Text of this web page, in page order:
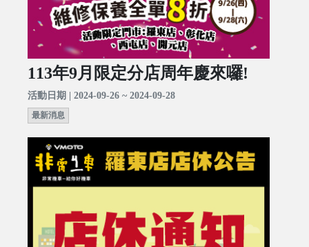
113年9月限定分店周年慶來囉!
活動日期 | 2024-09-26 ~ 2024-09-28
最新消息